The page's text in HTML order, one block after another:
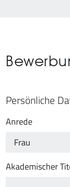
Persönliche
Anrede
Akademischer